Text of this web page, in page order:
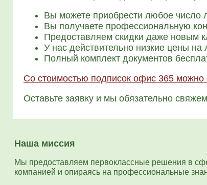
Вы може­те при­об­ре­сти любое чис­ло
Вы полу­ча­е­те про­фес­си­о­наль­ную
Предо­став­ля­ем скид­ки даже новым
У нас дей­стви­тель­но низ­кие цены на
Пол­ный ком­плект доку­мен­тов
Со сто­и­мо­стью под­пи­сок офис 365 мож­но
Оставь­те заяв­ку и мы обя­за­тель­но
Наша миссия
Мы предоставляем первоклассные решения в
компанией и опираясь на профессиональные